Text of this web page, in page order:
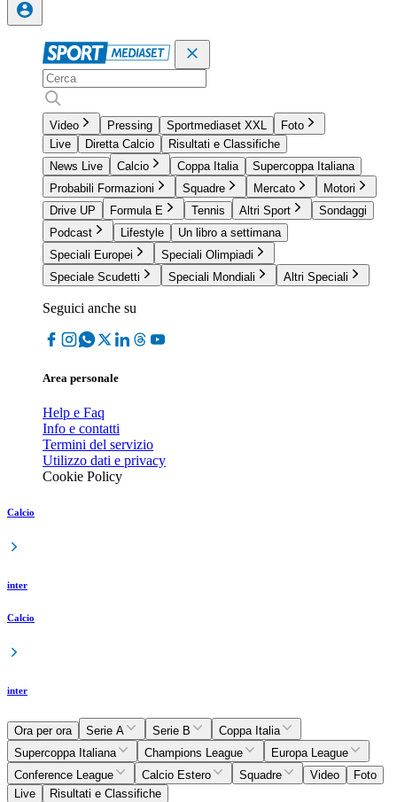
Video Pressing Sportmediaset XXL
Foto
Live
Diretta Calcio
Risultati e Classifiche
News Live
Calcio Coppa Italia
Supercoppa Italiana
Probabili Formazioni
Squadre Mercato
Motori
Drive UP
Formula E Tennis Altri Sport
Sondaggi
Podcast
Lifestyle
Un libro a settimana
Speciali Europei
Speciali Olimpiadi
Speciale Scudetti
Speciali Mondiali Altri Speciali
Seguici anche su
Area personale
Help e Faq
Info e contatti
Termini del servizio
Utilizzo dati e privacy
Cookie Policy
Calcio
inter
Calcio
inter
Ora per ora Serie A Serie B
Coppa Italia
Supercoppa Italiana
Champions League
Europa League
Conference League
Calcio Estero Squadre Video
Foto
Live
Risultati e Classifiche